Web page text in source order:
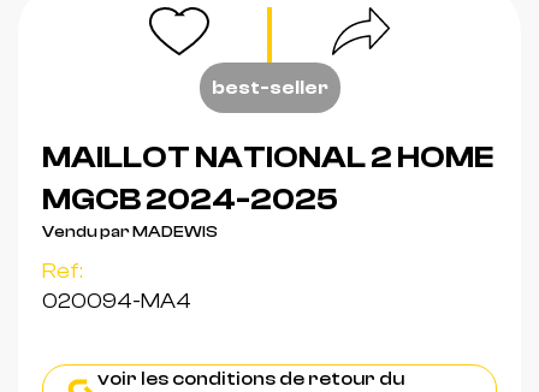
best-seller
MAILLOT NATIONAL 2 HOME
MGCB 2024-2025
Vendu par MADEWIS
Ref:
020094-MA4
voir les conditions de retour du